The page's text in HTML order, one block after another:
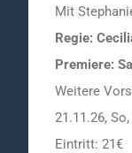
Mit
Regie:
Premiere:
Weitere
21.11.26,
Eintritt: 21€